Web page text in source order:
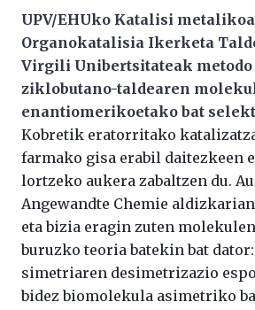
UPV/EHUko Katalisi
Organokatalisia Ikerketa
Virgili Unibertsitateak metodo
ziklobutano-taldearen
enantiomerikoetako bat
Kobretik eratorritako
farmako gisa erabil daitezkeen
lortzeko aukera zabaltzen du.
Angewandte Chemie
eta bizia eragin zuten
buruzko teoria batekin bat
simetriaren desimetrizazio
bidez biomolekula asimetriko